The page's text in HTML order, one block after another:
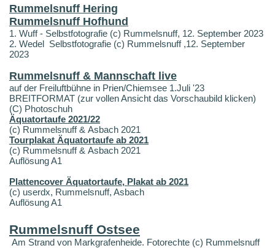
Rummelsnuff Hering
Rummelsnuff Hofhund
1. Wuff - Selbstfotografie (c) Rummelsnuff, 12. September 2023
2. Wedel Selbstfotografie (c) Rummelsnuff ,12. September
2023
Rummelsnuff & Mannschaft live
auf der Freiluftbühne in Prien/Chiemsee 1.Juli '23
BREITFORMAT (zur vollen Ansicht das Vorschaubild klicken)
(C) Photoschuh
Äquatortaufe 2021/22
(c) Rummelsnuff & Asbach 2021
Tourplakat Äquatortaufe ab 2021
(c) Rummelsnuff & Asbach 2021
Auflösung A1
Plattencover Äquatortaufe, Plakat ab 2021
(c) userdx, Rummelsnuff, Asbach
Auflösung A1
Rummelsnuff Ostsee
Am Strand von Markgrafenheide. Fotorechte (c) Rummelsnuff